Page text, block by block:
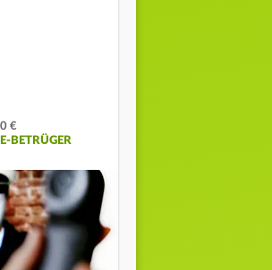
€
F